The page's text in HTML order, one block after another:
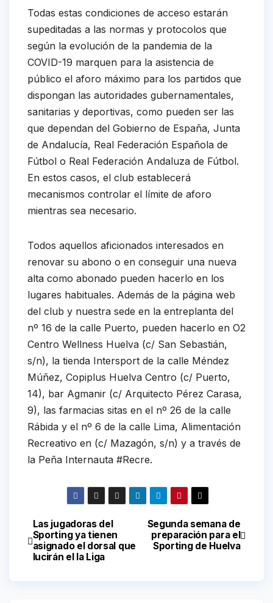
Todas estas condiciones de acceso estarán
supeditadas a las normas y protocolos que
según la evolución de la pandemia de la
COVID-19 marquen para la asistencia de
público el aforo máximo para los partidos que
dispongan las autoridades gubernamentales,
sanitarias y deportivas, como pueden ser las
que dependan del Gobierno de España, Junta
de Andalucía, Real Federación Española de
Fútbol o Real Federación Andaluza de Fútbol.
En estos casos, el club establecerá
mecanismos controlar el límite de aforo
mientras sea necesario.
Todos aquellos aficionados interesados en
renovar su abono o en conseguir una nueva
alta como abonado pueden hacerlo en los
lugares habituales. Además de la página web
del club y nuestra sede en la entreplanta del
nº 16 de la calle Puerto, pueden hacerlo en O2
Centro Wellness Huelva (c/ San Sebastián,
s/n), la tienda Intersport de la calle Méndez
Múñez, Copiplus Huelva Centro (c/ Puerto,
14), bar Agmanir (c/ Arquitecto Pérez Carasa,
9), las farmacias sitas en el nº 26 de la calle
Rábida y el nº 6 de la calle Lima, Alimentación
Recreativo en (c/ Mazagón, s/n) y a través de
la Peña Internauta #Recre.
Navegación
de
Segunda semana de
preparación para el
Sporting de Huelva
Las jugadoras del
Sporting ya tienen
asignado el dorsal que
lucirán el la Liga